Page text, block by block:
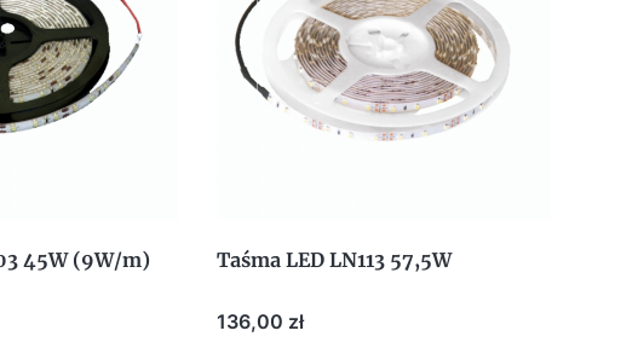
45W (9W/m) Taśma LED LN113 57,5W
Cena
136,00 zł